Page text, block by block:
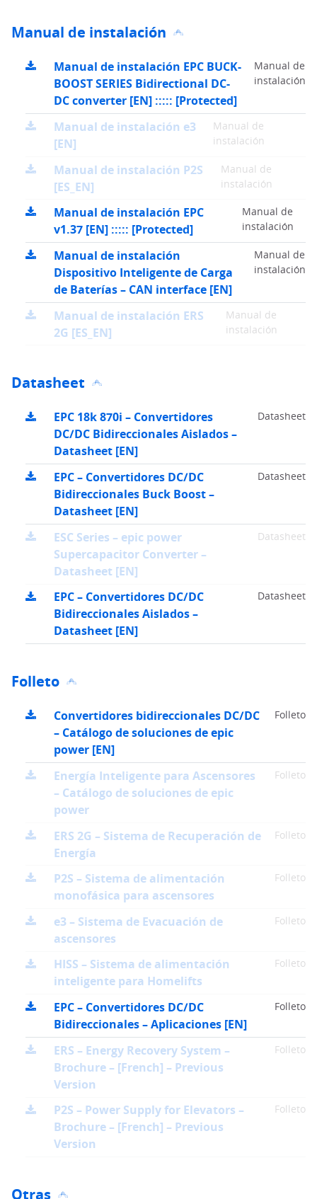
Manual de instalación
Manual de instalación EPC BUCK-
BOOST SERIES Bidirectional DC-
DC converter [EN] ::::: [Protected]
Manual de
instalación
Manual de instalación e3
[EN]
Manual de
instalación
Manual de instalación P2S
[ES_EN]
Manual de
instalación
Manual de instalación EPC
v1.37 [EN] ::::: [Protected]
Manual de
instalación
Manual de instalación
Dispositivo Inteligente de Carga
de Baterías – CAN interface [EN]
Manual de
instalación
Manual de instalación ERS
2G [ES_EN]
Manual de
instalación
Datasheet
EPC 18k 870i – Convertidores
DC/DC Bidireccionales Aislados –
Datasheet [EN]
Datasheet
EPC – Convertidores DC/DC
Bidireccionales Buck Boost –
Datasheet [EN]
Datasheet
ESC Series – epic power
Supercapacitor Converter –
Datasheet [EN]
Datasheet
EPC – Convertidores DC/DC
Bidireccionales Aislados –
Datasheet [EN]
Datasheet
Folleto
Convertidores bidireccionales DC/DC
– Catálogo de soluciones de epic
power [EN]
Folleto
Energía Inteligente para Ascensores
– Catálogo de soluciones de epic
power
Folleto
ERS 2G – Sistema de Recuperación de
Energía
Folleto
P2S – Sistema de alimentación
monofásica para ascensores
Folleto
e3 – Sistema de Evacuación de
ascensores
Folleto
HISS – Sistema de alimentación
inteligente para Homelifts
Folleto
EPC – Convertidores DC/DC
Bidireccionales – Aplicaciones [EN]
Folleto
ERS – Energy Recovery System –
Brochure – [French] – Previous
Version
Folleto
P2S – Power Supply for Elevators –
Brochure – [French] – Previous
Version
Folleto
Otras